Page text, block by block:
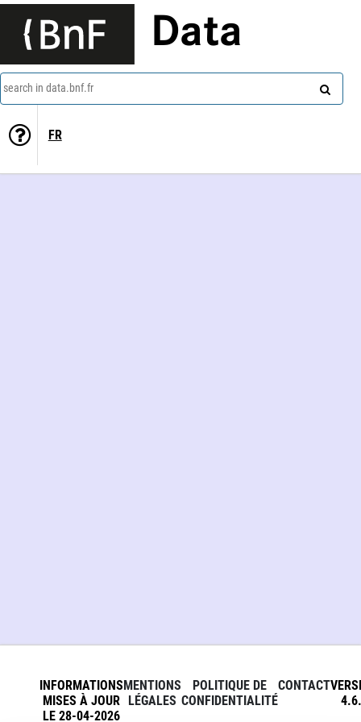
Data
search in data.bnf.fr
FR
INFORMATIONS
MISES À JOUR
LE 28-04-2026
MENTIONS
LÉGALES
POLITIQUE DE
CONFIDENTIALITÉ
CONTACT